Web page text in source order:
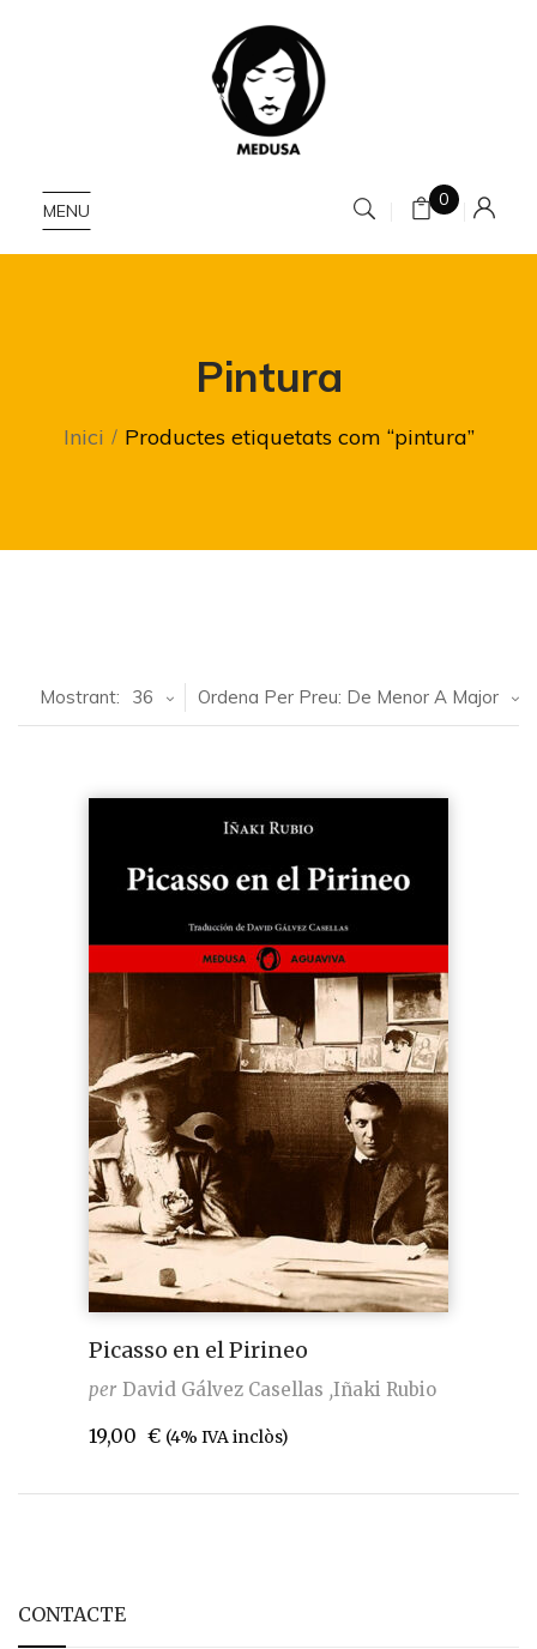
MENU
0
Pintura
Inici Productes etiquetats com “pintura”
Ordena Per Preu: De Menor A Major
Mostrant: 36
Picasso en el Pirineo
per David Gálvez Casellas Iñaki Rubio
19,00 € (4% IVA inclòs)
CONTACTE